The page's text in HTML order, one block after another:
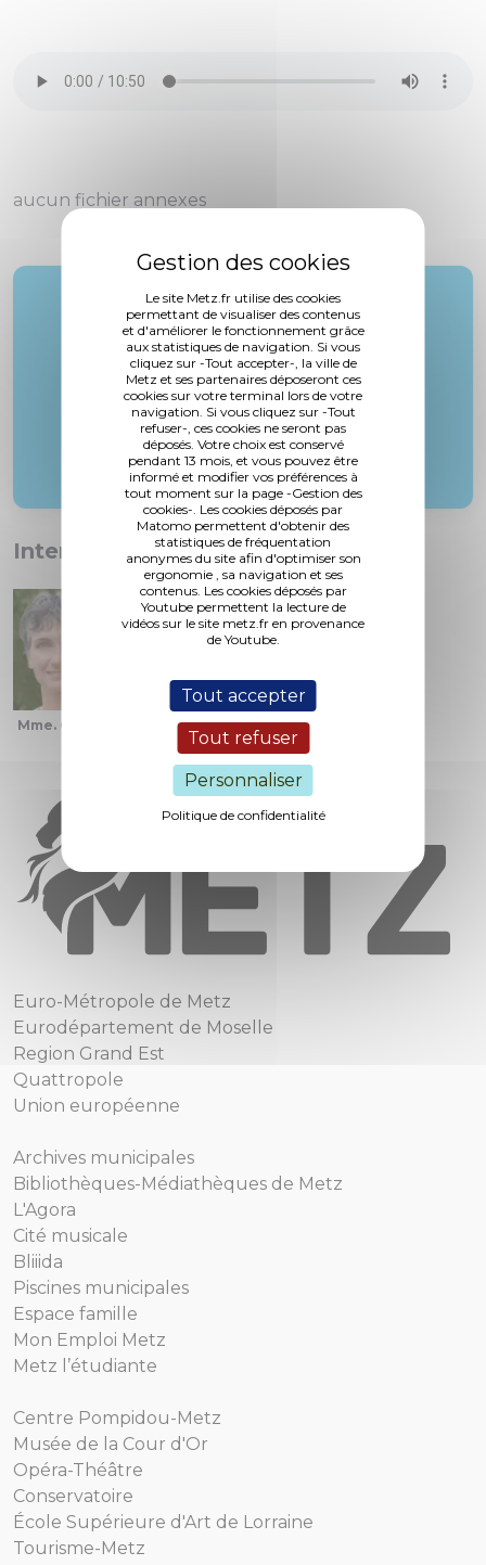
Le site Metz.fr utilise des cookies
permettant de visualiser des contenus
et d'améliorer le fonctionnement grâce
aux statistiques de navigation. Si vous
cliquez sur -Tout accepter-, la ville de
Metz et ses partenaires déposeront ces
cookies sur votre terminal lors de votre
navigation. Si vous cliquez sur -Tout
refuser-, ces cookies ne seront pas
déposés. Votre choix est conservé
pendant 13 mois, et vous pouvez être
informé et modifier vos préférences à
tout moment sur la page -Gestion des
cookies-. Les cookies déposés par
Matomo permettent d'obtenir des
statistiques de fréquentation
anonymes du site afin d'optimiser son
ergonomie , sa navigation et ses
contenus. Les cookies déposés par
Youtube permettent la lecture de
vidéos sur le site metz.fr en provenance
de Youtube.
Tout accepter
Tout refuser
Personnaliser
Politique de confidentialité
aucun fichier annexes
Rapporteur :
M. Gros
Interventions :
Mme. Grolet
Euro-Métropole de Metz
Eurodépartement de Moselle
Region Grand Est
Quattropole
Union européenne
Archives municipales
Bibliothèques-Médiathèques de Metz
L'Agora
Cité musicale
Bliiida
Piscines municipales
Espace famille
Mon Emploi Metz
Metz l’étudiante
Centre Pompidou-Metz
Musée de la Cour d'Or
Opéra-Théâtre
Conservatoire
École Supérieure d'Art de Lorraine
Tourisme-Metz